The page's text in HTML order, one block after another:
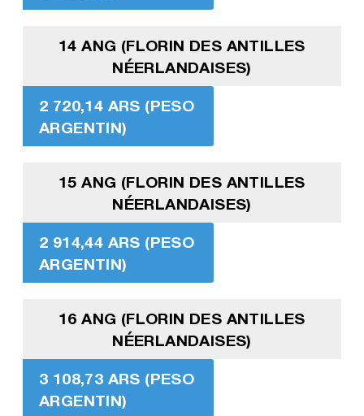
14 ANG (FLORIN DES ANTILLES
NÉERLANDAISES)
2 720,14 ARS (PESO
ARGENTIN)
15 ANG (FLORIN DES ANTILLES
NÉERLANDAISES)
2 914,44 ARS (PESO
ARGENTIN)
16 ANG (FLORIN DES ANTILLES
NÉERLANDAISES)
3 108,73 ARS (PESO
ARGENTIN)